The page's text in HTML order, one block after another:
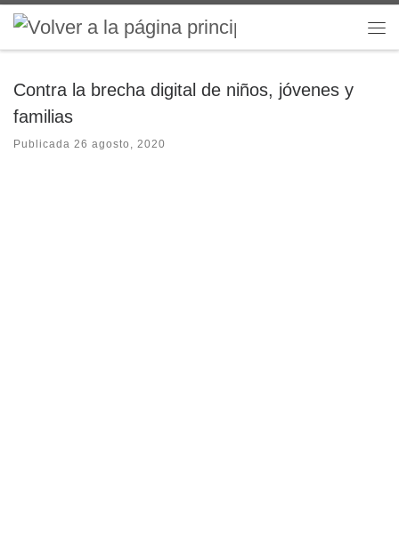
Saltar al contenido
Contra la brecha digital de niños, jóvenes y
familias
Publicada 26 agosto, 2020